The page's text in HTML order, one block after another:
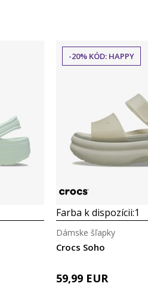
-20% KÓD: HAPPY
Farba k dispozícii:1
Crocs Soho
Dámske šľapky
59,99 EUR